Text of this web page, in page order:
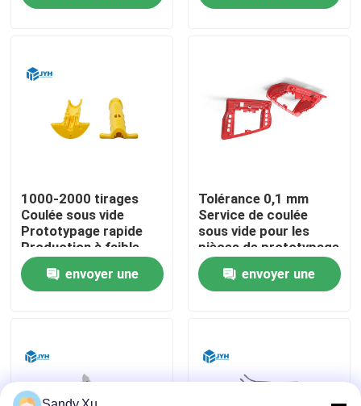
Visite d'usine
Contrôle de qualité
Contactez-nous
Nouvelles
Demandez une citation
1000-2000 tirages
Coulée sous vide
Prototypage rapide
Production à faible
volume
envoyer une
Tolérance 0,1 mm
Service de coulée
sous vide pour les
pièces de prototypage
personnalisées
envoyer une